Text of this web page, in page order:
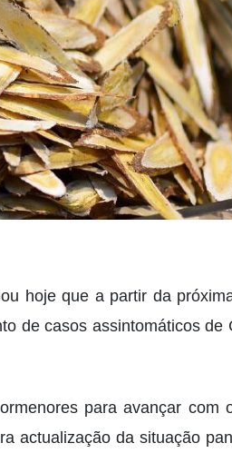
hoje que a partir da
de casos assintomáticos de
para avançar com
actualização da situação